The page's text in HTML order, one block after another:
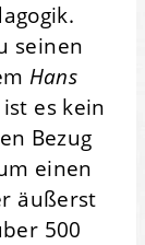
seinen
Hans
ist es kein
Bezug
einen
äußerst
500